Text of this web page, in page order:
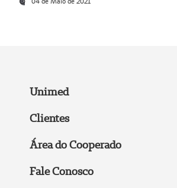
Unimed
Clientes
Área do Cooperado
Fale Conosco